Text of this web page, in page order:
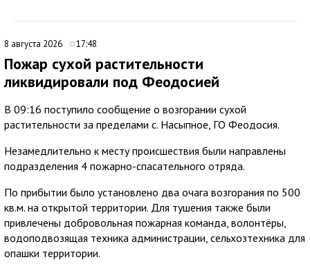
8 августа 2026 17:48
Пожар сухой растительности
ликвидировали под Феодосией
В 09:16 поступило сообщение о возгорании сухой
растительности за пределами с. Насыпное, ГО Феодосия.
Незамедлительно к месту происшествия были направлены
подразделения 4 пожарно-спасательного отряда.
По прибытии было установлено два очага возгорания по 500
кв.м. на открытой территории. Для тушения также были
привлечены добровольная пожарная команда, волонтёры,
водоподвозящая техника администрации, сельхозтехника для
опашки территории.